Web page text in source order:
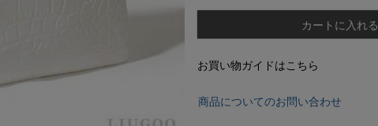
カートに入れる
お買い物ガイドはこちら
商品についてのお問い合わせ